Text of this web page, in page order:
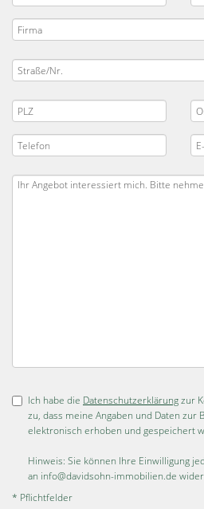
Ich habe die Datenschutzerklärungzur
zu, dass meine Angaben und Daten zur
elektronisch erhoben und gespeichert
Hinweis: Sie können Ihre Einwilligung
an info@davidsohn-immobilien.de
* Pflichtfelder